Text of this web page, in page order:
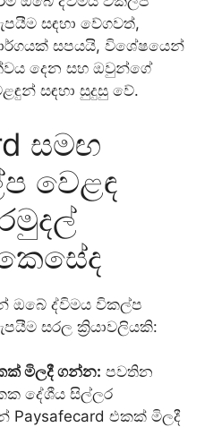
සඳහා වේගවත්,
සපයයි, විශේෂයෙන්
දෙන සහ ඔවුන්ගේ
සඳහා සුදුසු වේ.
සමඟ
වෙළඳ
ඔබේ ද්විමය විකල්ප
සරල ක්‍රියාවලියකි:
මිලදී ගන්න: පවතින
දේශීය සිල්ලර
එකක් මිලදී